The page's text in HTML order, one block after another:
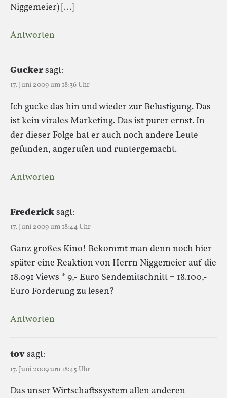
Niggemeier) […]
Antworten
Guckersagt:
17. Juni 2009 um 18:36 Uhr
Ich gucke das hin und wieder zur Belustigung. Das
ist kein virales Marketing. Das ist purer ernst. In
der dieser Folge hat er auch noch andere Leute
gefunden, angerufen und runtergemacht.
Antworten
Fredericksagt:
17. Juni 2009 um 18:44 Uhr
Ganz großes Kino! Bekommt man denn noch hier
später eine Reaktion von Herrn Niggemeier auf die
18.091 Views * 9,- Euro Sendemitschnitt = 18.100,-
Euro Forderung zu lesen?
Antworten
tovsagt:
17. Juni 2009 um 18:45 Uhr
Das unser Wirtschaftssystem allen anderen